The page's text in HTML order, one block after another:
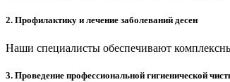
2. Профилактику и лечение заболеваний десен
Наши специалисты обеспечивают
3. Проведение профессиональной гигиенической